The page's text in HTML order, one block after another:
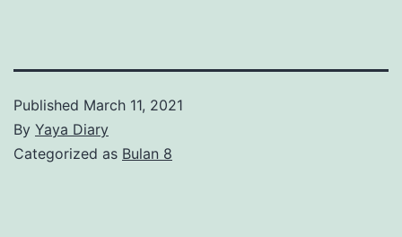
Published March 11, 2021
By Yaya Diary
Categorized as Bulan 8